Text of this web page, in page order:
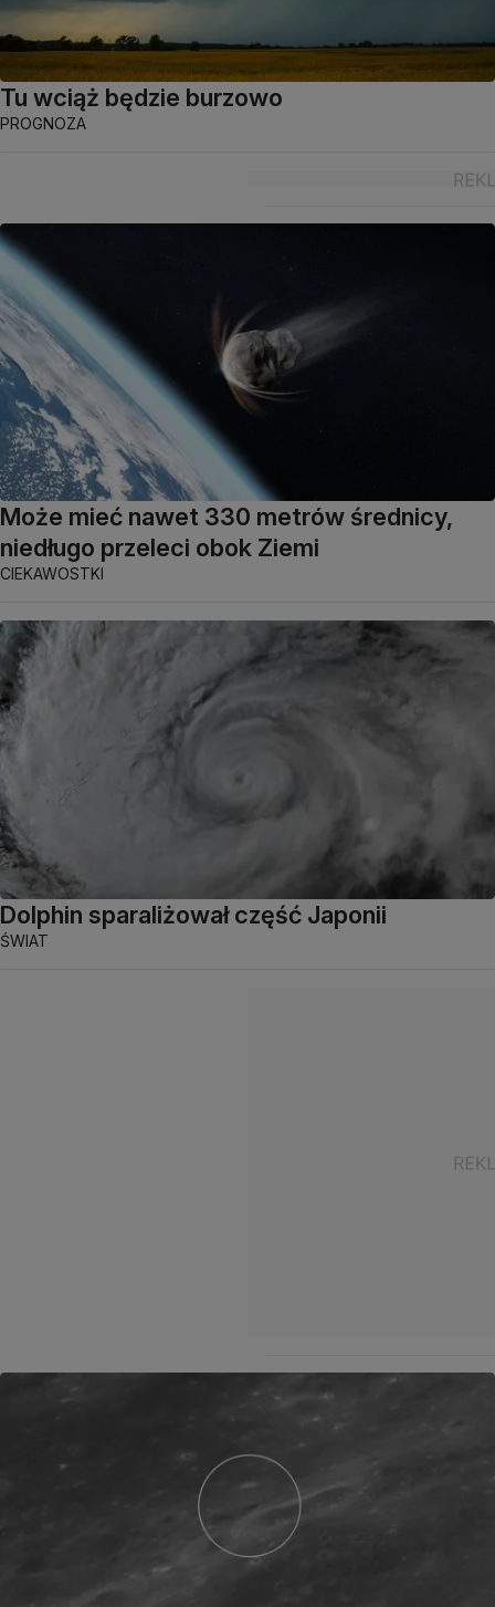
Tu wciąż będzie burzowo
PROGNOZA
Może mieć nawet 330 metrów średnicy,
niedługo przeleci obok Ziemi
CIEKAWOSTKI
Dolphin sparaliżował część Japonii
ŚWIAT